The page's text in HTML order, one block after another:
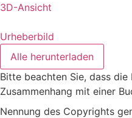
3D-Ansicht
Urheberbild
Alle herunterladen
Bitte beachten Sie, dass
Zusammenhang mit einer
Nennung des Copyrights